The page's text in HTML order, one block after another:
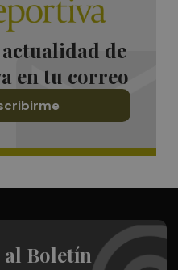
de
en tu correo
al Boletín